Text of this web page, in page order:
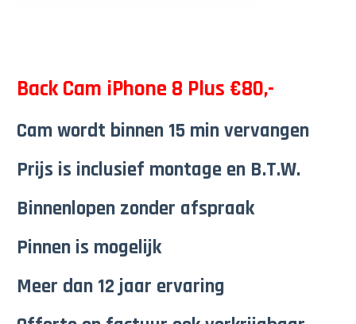
Back Cam iPhone 8 Plus €80,-
Cam wordt binnen 15 min vervangen
Prijs is inclusief montage en B.T.W.
Binnenlopen zonder afspraak
Pinnen is mogelijk
Meer dan 12 jaar ervaring